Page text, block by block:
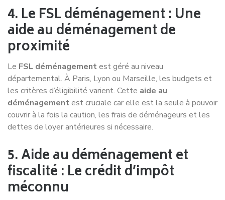
4. Le FSL déménagement : Une
aide au déménagement de
proximité
Le FSL déménagementest géré au niveau
départemental. À Paris, Lyon ou Marseille, les budgets et
les critères d’éligibilité varient. Cette aide au
déménagementest cruciale car elle est la seule à pouvoir
couvrir à la fois la caution, les frais de déménageurs et les
dettes de loyer antérieures si nécessaire.
5. Aide au déménagement et
fiscalité : Le crédit d’impôt
méconnu